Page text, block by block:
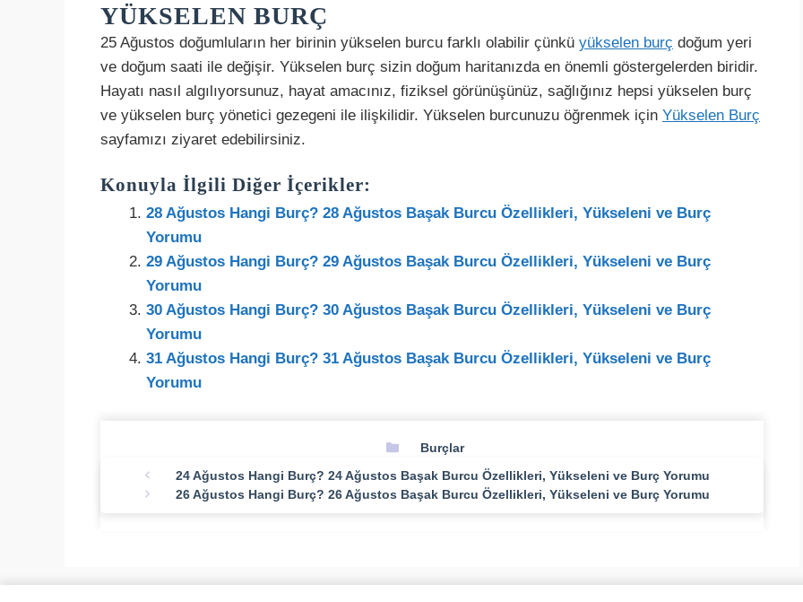
YÜKSELEN BURÇ
25 Ağustos doğumluların her birinin yükselen burcu farklı olabilir çünkü yükselen burç doğum yeri
ve doğum saati ile değişir. Yükselen burç sizin doğum haritanızda en önemli göstergelerden biridir.
Hayatı nasıl algılıyorsunuz, hayat amacınız, fiziksel görünüşünüz, sağlığınız hepsi yükselen burç
ve yükselen burç yönetici gezegeni ile ilişkilidir. Yükselen burcunuzu öğrenmek için Yükselen Burç
sayfamızı ziyaret edebilirsiniz.
Konuyla İlgili Diğer İçerikler:
28 Ağustos Hangi Burç? 28 Ağustos Başak Burcu Özellikleri, Yükseleni ve Burç
Yorumu
29 Ağustos Hangi Burç? 29 Ağustos Başak Burcu Özellikleri, Yükseleni ve Burç
Yorumu
30 Ağustos Hangi Burç? 30 Ağustos Başak Burcu Özellikleri, Yükseleni ve Burç
Yorumu
31 Ağustos Hangi Burç? 31 Ağustos Başak Burcu Özellikleri, Yükseleni ve Burç
Yorumu
Kategoriler
Burçlar
24 Ağustos Hangi Burç? 24 Ağustos Başak Burcu Özellikleri, Yükseleni ve Burç Yorumu
26 Ağustos Hangi Burç? 26 Ağustos Başak Burcu Özellikleri, Yükseleni ve Burç Yorumu